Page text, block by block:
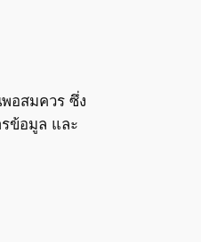
อสมควร ซึ่ง
ข้อมูล และ